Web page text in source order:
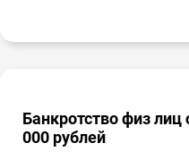
Банкротство физ лиц
000 рублей